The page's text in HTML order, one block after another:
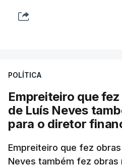
POLÍTICA
Empreiteiro que
de Luís Neves
para o diretor
Empreiteiro que fez
Neves também fez obras